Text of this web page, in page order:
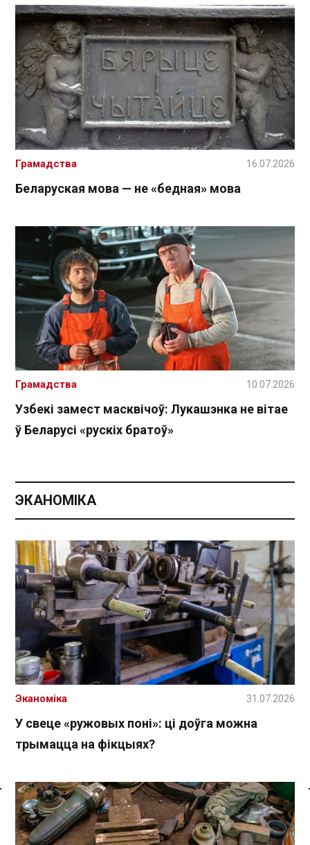
Спасылка без VPN
Беларуская мова — не «бедная» мова
Грамадства 16.07.2026
Узбекі замест масквічоў: Лукашэнка не вітае
ў Беларусі «рускіх братоў»
Грамадства 10.07.2026
ЭКАНОМІКА
У свеце «ружовых поні»: ці доўга можна
трымацца на фікцыях?
Эканоміка 31.07.2026